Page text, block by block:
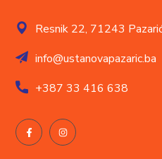
Resnik 22, 71243
info@ustanovapazaric.ba
+38733 416 638